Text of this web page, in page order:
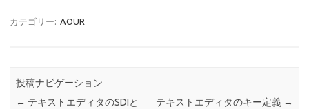
カテゴリー: AOUR
投稿ナビゲーション
← テキストエディタのSDIと
テキストエディタのキー定義 →